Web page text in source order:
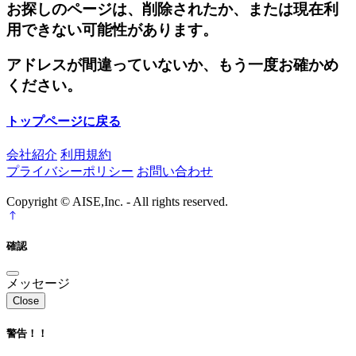
お探しのページは、削除されたか、または現在利
用できない可能性があります。
アドレスが間違っていないか、もう一度お確かめ
ください。
トップページに戻る
会社紹介 利用規約
プライバシーポリシー お問い合わせ
Copyright © AISE,Inc. - All rights reserved.
確認
メッセージ
Close
警告！！